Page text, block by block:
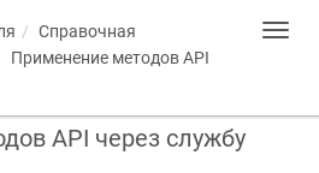
Справочная
Применение методов API
API через службу